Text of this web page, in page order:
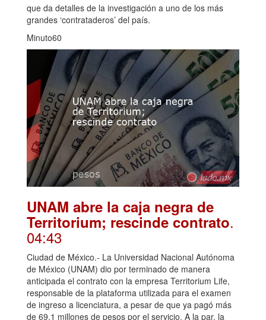
que da detalles de la investigación a uno de los más
grandes ‘contrataderos’ del país.
Minuto60
UNAM abre la caja negra de
Territorium; rescinde contrato.
04:43
Ciudad de México.- La Universidad Nacional Autónoma
de México (UNAM) dio por terminado de manera
anticipada el contrato con la empresa Territorium Life,
responsable de la plataforma utilizada para el examen
de ingreso a licenciatura, a pesar de que ya pagó más
de 69.1 millones de pesos por el servicio. A la par, la